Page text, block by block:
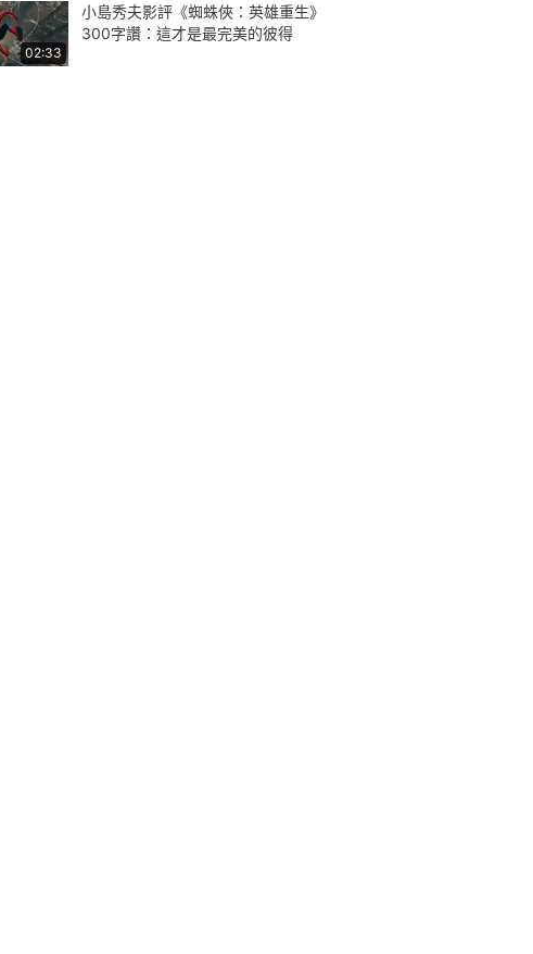
02:33
小島秀夫影評《蜘蛛俠：英雄重生》
300字讚：這才是最完美的彼得